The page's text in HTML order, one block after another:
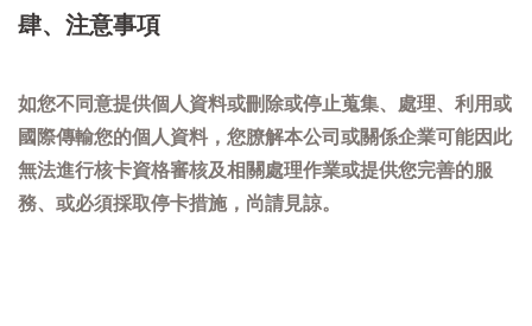
肆、注意事項
如您不同意提供個人資料或刪除或停止蒐集、處理、利用或
國際傳輸您的個人資料，您膫解本公司或關係企業可能因此
無法進行核卡資格審核及相關處理作業或提供您完善的服
務、或必須採取停卡措施，尚請見諒。